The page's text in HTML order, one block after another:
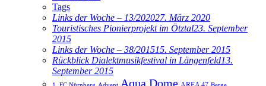
Tags
Links der Woche – 13/202027. März 2020
Touristisches Pionierprojekt im Ötztal23. September
2015
Links der Woche – 38/201515. September 2015
Rückblick Dialektmusikfestival in Längenfeld13.
September 2015
Aqua Dome